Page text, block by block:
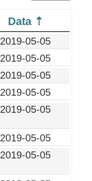
Data
2019-05-05
2019-05-05
2019-05-05
2019-05-05
2019-05-05
2019-05-05
2019-05-05